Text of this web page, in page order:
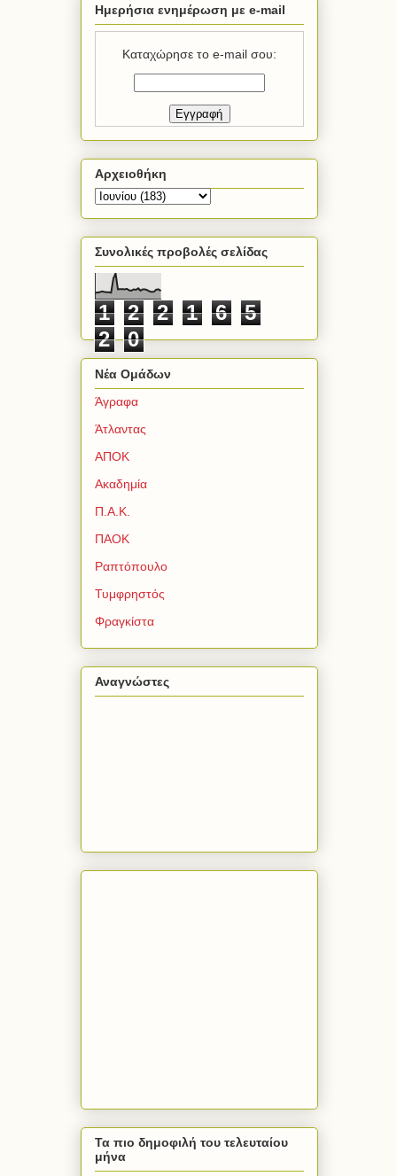
Ημερήσια ενημέρωση με e-mail
Καταχώρησε το e-mail σου:
Αρχειοθήκη
Συνολικές προβολές σελίδας
1 2 2 1 6
5
2
0
Νέα Ομάδων
Άγραφα
Άτλαντας
ΑΠΟΚ
Ακαδημία
Π.Α.Κ.
ΠΑΟΚ
Ραπτόπουλο
Τυμφρηστός
Φραγκίστα
Αναγνώστες
Τα πιο δημοφιλή του τελευταίου
μήνα